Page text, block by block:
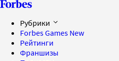
Рубрики
Forbes Games New
Рейтинги
Франшизы